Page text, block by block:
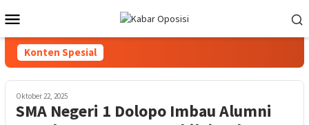
ke
kontenMobile
Konten Spesial
Oktober 22, 2025
SMA Negeri 1 Dolopo Imbau Alumni